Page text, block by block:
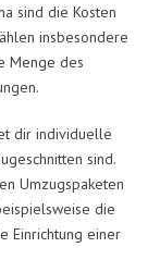
sind die Kosten
insbesondere
Menge des
dir individuelle
sind.
Umzugspaketen
die
Einrichtung einer